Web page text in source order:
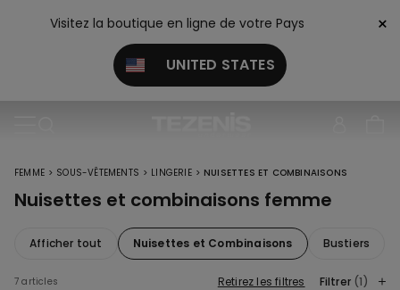
Visitez la boutique en ligne de votre Pays
UNITED STATES
×
FEMME > SOUS-VÊTEMENTS > LINGERIE > NUISETTES ET COMBINAISONS
Nuisettes et combinaisons femme
Afficher tout Nuisettes et Combinaisons Bustiers
7 articles Retirez les filtres Filtrer (1)